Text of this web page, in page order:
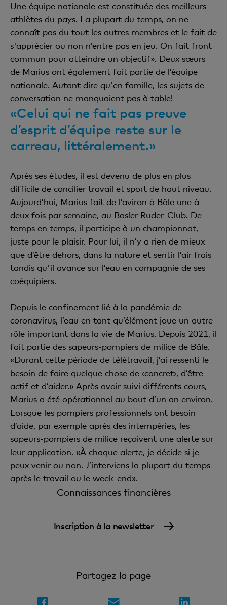
Une équipe nationale est constituée des meilleurs
athlètes du pays. La plupart du temps, on ne
connaît pas du tout les autres membres et le fait de
s'apprécier ou non n’entre pas en jeu. On fait front
commun pour atteindre un objectif». Deux sœurs
de Marius ont également fait partie de l’équipe
nationale. Autant dire qu'en famille, les sujets de
conversation ne manquaient pas à table!
«Celui qui ne fait pas preuve
d’esprit d’équipe reste sur le
carreau, littéralement.»
Après ses études, il est devenu de plus en plus
difficile de concilier travail et sport de haut niveau.
Aujourd’hui, Marius fait de l’aviron à Bâle une à
deux fois par semaine, au Basler Ruder-Club. De
temps en temps, il participe à un championnat,
juste pour le plaisir. Pour lui, il n’y a rien de mieux
que d’être dehors, dans la nature et sentir l’air frais
tandis qu'il avance sur l’eau en compagnie de ses
coéquipiers.
Depuis le confinement lié à la pandémie de
coronavirus, l’eau en tant qu’élément joue un autre
rôle important dans la vie de Marius. Depuis 2021, il
fait partie des sapeurs-pompiers de milice de Bâle.
«Durant cette période de télétravail, j’ai ressenti le
besoin de faire quelque chose de ‹concret›, d’être
actif et d’aider.» Après avoir suivi différents cours,
Marius a été opérationnel au bout d’un an environ.
Lorsque les pompiers professionnels ont besoin
d’aide, par exemple après des intempéries, les
sapeurs-pompiers de milice reçoivent une alerte sur
leur application. «À chaque alerte, je décide si je
peux venir ou non. J’interviens la plupart du temps
après le travail ou le week-end».
Connaissances financières
Inscription à la newsletter
Partagez la page